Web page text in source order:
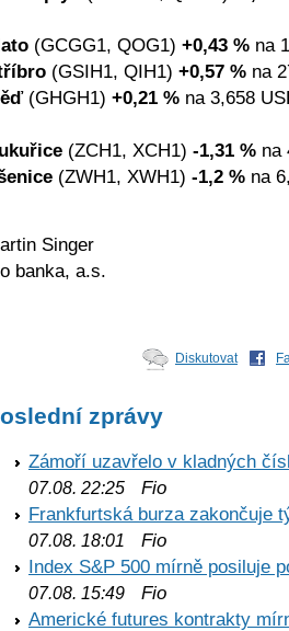
(GCGG1, QOG1) +0,43 % na
(GSIH1, QIH1) +0,57 % na
(GHGH1) +0,21 % na 3,658
(ZCH1, XCH1) -1,31 % na
(ZWH1, XWH1) -1,2 % na
Singer
banka, a.s.
Diskutovat
zprávy
Zámoří uzavřelo v kladných
07.08. 22:25 Fio
Frankfurtská burza zakončuje
07.08. 18:01
Fio
Index S&P 500 mírně posiluje
07.08. 15:49 Fio
Americké futures kontrakty